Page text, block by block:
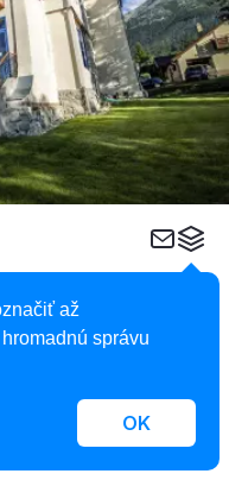
až
správu
OK